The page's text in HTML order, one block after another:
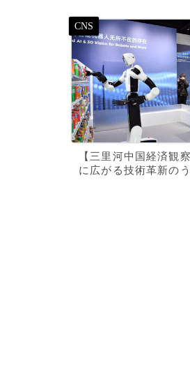
【三里河中国経済観
に広がる技術革新の